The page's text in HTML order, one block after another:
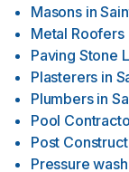
Masons in
Metal Roofers
Paving Stone
Plasterers in
Plumbers in
Pool
Post
Pressure